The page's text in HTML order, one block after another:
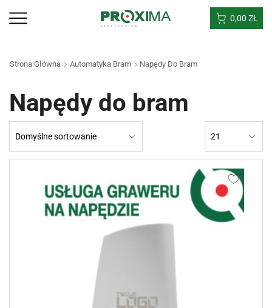
0,00 ZŁ
Strona Główna Automatyka Bram Napędy Do Bram
Napędy do bram
page